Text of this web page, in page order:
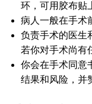
环，可用胶布贴
病人一般在手术
负责手术的医生
若你对手术尚有
你会在手术同意
结果和风险，并